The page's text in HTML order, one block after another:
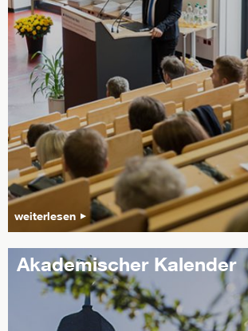
weiterlesen
Akademischer Kalender